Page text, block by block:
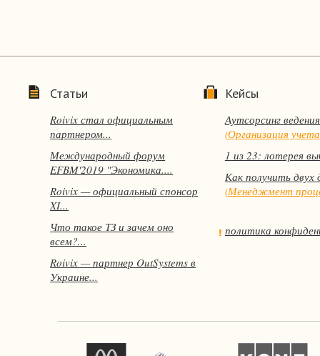
Статьи
Roivix стал официальным
партнером...
Международный форум
EFBM'2019 "Экономика....
Roivix — официальный спонсор
XI...
Что такое ТЗ и зачем оно
всем?...
Roivix — партнер OutSystems в
Украине...
Кейсы
Аутсорсинг
(Организация учета
1 из 23: лотерея
Как получить двух
(Менеджмент
политика